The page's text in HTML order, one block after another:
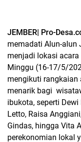
JEMBER| Pro-
memadati Alun-alun
menjadi lokasi acara
Minggu (16-17/5/
mengikuti rangkaian
menarik bagi
ibukota, seperti
Letto, Raisa
Gindas, hingga Vita
perekonomian lokal